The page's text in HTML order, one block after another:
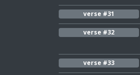
verse #31
verse #32
verse #33